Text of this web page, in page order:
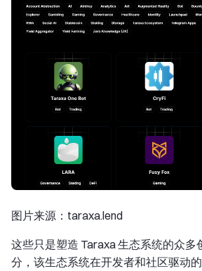
图片来源：taraxa.lend
这些只是塑造 Taraxa 生态系统的众多
分，该生态系统在开发者和社区驱动